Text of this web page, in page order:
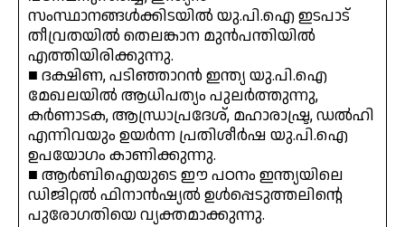
സംസ്ഥാനങ്ങൾക്കിടയിൽ യു.പി.ഐ ഇടപാട്
തീവ്രതയിൽ തെലങ്കാന മുൻപന്തിയിൽ
എത്തിയിരിക്കുന്നു.
■ ദക്ഷിണ, പടിഞ്ഞാറൻ ഇന്ത്യ യു.പി.ഐ
മേഖലയിൽ ആധിപത്യം പുലർത്തുന്നു,
കർണാടക, ആന്ധ്രാപ്രദേശ്, മഹാരാഷ്ട്ര, ഡൽഹി
എന്നിവയും ഉയർന്ന പ്രതിശീർഷ യു.പി.ഐ
ഉപയോഗം കാണിക്കുന്നു.
■ ആർബിഐയുടെ ഈ പഠനം ഇന്ത്യയിലെ
ഡിജിറ്റൽ ഫിനാൻഷ്യൽ ഉൾപ്പെടുത്തലിന്റെ
പുരോഗതിയെ വ്യക്തമാക്കുന്നു.